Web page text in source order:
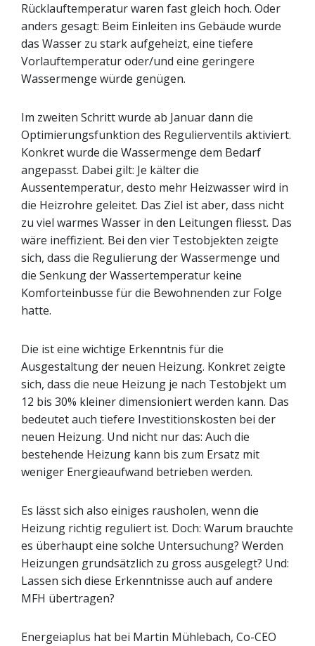
Rücklauftemperatur waren fast gleich hoch. Oder
anders gesagt: Beim Einleiten ins Gebäude wurde
das Wasser zu stark aufgeheizt, eine tiefere
Vorlauftemperatur oder/und eine geringere
Wassermenge würde genügen.
Im zweiten Schritt wurde ab Januar dann die
Optimierungsfunktion des Regulierventils aktiviert.
Konkret wurde die Wassermenge dem Bedarf
angepasst. Dabei gilt: Je kälter die
Aussentemperatur, desto mehr Heizwasser wird in
die Heizrohre geleitet. Das Ziel ist aber, dass nicht
zu viel warmes Wasser in den Leitungen fliesst. Das
wäre ineffizient. Bei den vier Testobjekten zeigte
sich, dass die Regulierung der Wassermenge und
die Senkung der Wassertemperatur keine
Komforteinbusse für die Bewohnenden zur Folge
hatte.
Die ist eine wichtige Erkenntnis für die
Ausgestaltung der neuen Heizung. Konkret zeigte
sich, dass die neue Heizung je nach Testobjekt um
12 bis 30% kleiner dimensioniert werden kann. Das
bedeutet auch tiefere Investitionskosten bei der
neuen Heizung. Und nicht nur das: Auch die
bestehende Heizung kann bis zum Ersatz mit
weniger Energieaufwand betrieben werden.
Es lässt sich also einiges rausholen, wenn die
Heizung richtig reguliert ist. Doch: Warum brauchte
es überhaupt eine solche Untersuchung? Werden
Heizungen grundsätzlich zu gross ausgelegt? Und:
Lassen sich diese Erkenntnisse auch auf andere
MFH übertragen?
Energeiaplus hat bei Martin Mühlebach, Co-CEO